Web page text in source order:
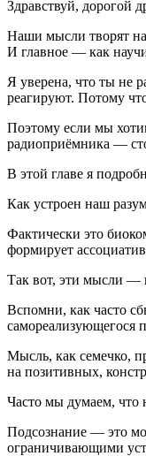
Здравствуй, дорогой
Наши мысли творят
И главное — как
Я уверена, что ты не
реагируют. Потому
Поэтому если мы
радиоприёмника —
В этой главе я
Как устроен наш
Фактически это
формирует
Так вот, эти мысли —
Вспомни, как часто
самореализующегося
Мысль, как семечко,
на позитивных,
Часто мы думаем, что
Подсознание — это
ограничивающими